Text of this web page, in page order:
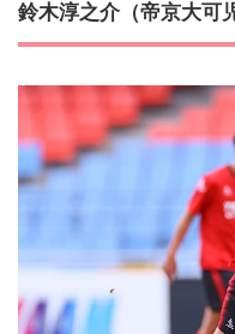
鈴木淳之介（帝京大可